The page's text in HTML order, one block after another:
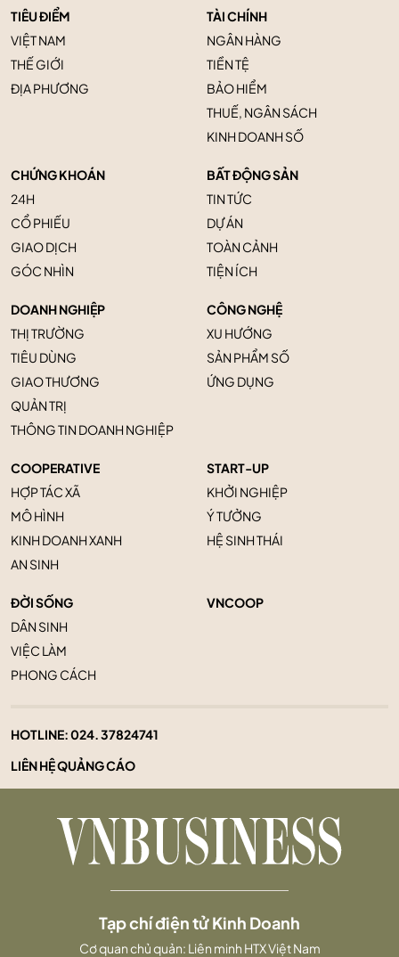
TIÊU ĐIỂM
VIỆT NAM
THẾ GIỚI
ĐỊA PHƯƠNG
TÀI CHÍNH
NGÂN HÀNG
TIỀN TỆ
BẢO HIỂM
THUẾ, NGÂN SÁCH
KINH DOANH SỐ
CHỨNG KHOÁN
24H
CỔ PHIẾU
GIAO DỊCH
GÓC NHÌN
BẤT ĐỘNG SẢN
TIN TỨC
DỰ ÁN
TOÀN CẢNH
TIỆN ÍCH
DOANH NGHIỆP
THỊ TRƯỜNG
TIÊU DÙNG
GIAO THƯƠNG
QUẢN TRỊ
THÔNG TIN DOANH NGHIỆP
CÔNG NGHỆ
XU HƯỚNG
SẢN PHẨM SỐ
ỨNG DỤNG
COOPERATIVE
HỢP TÁC XÃ
MÔ HÌNH
KINH DOANH XANH
AN SINH
START-UP
KHỞI NGHIỆP
Ý TƯỞNG
HỆ SINH THÁI
ĐỜI SỐNG
DÂN SINH
VIỆC LÀM
PHONG CÁCH
VNCOOP
HOTLINE:024. 37824741
LIÊN HỆ QUẢNG CÁO
Tạp chí điện tử Kinh Doanh
Cơ quan chủ quản: Liên minh HTX Việt Nam